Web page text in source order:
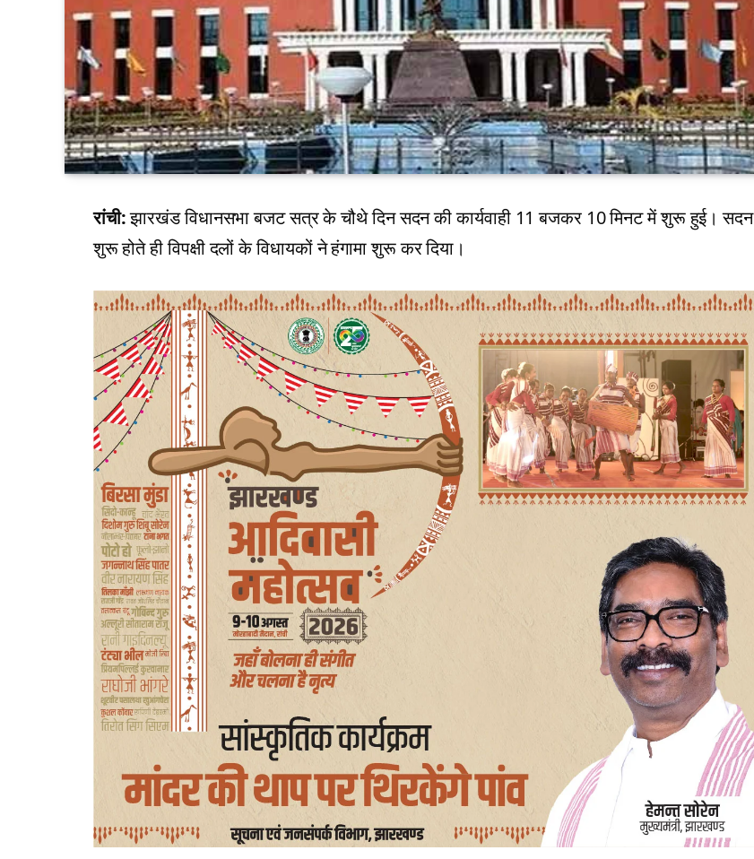
रांची:झारखंड विधानसभा बजट सत्र के चौथे दिन सदन की कार्यवाही 11 बजकर 10 मिनट में शुरू हुई। सदन
शुरू होते ही विपक्षी दलों के विधायकों ने हंगामा शुरू कर दिया।